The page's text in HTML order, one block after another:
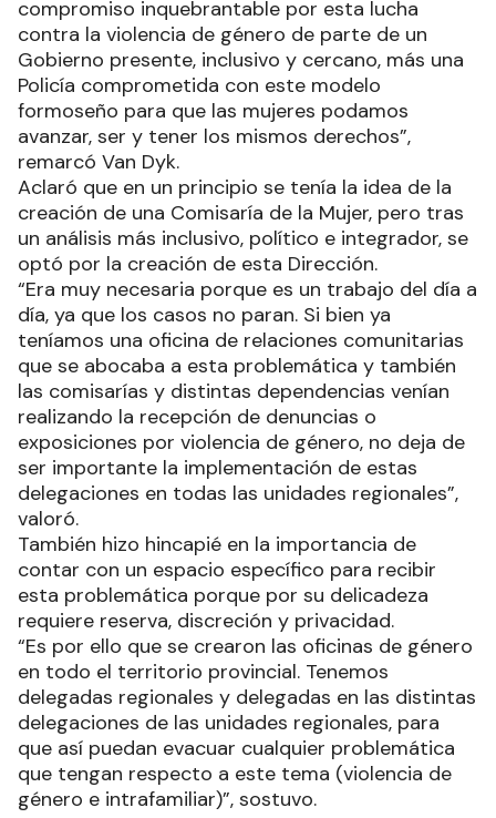
compromiso inquebrantable por esta lucha
contra la violencia de género de parte de un
Gobierno presente, inclusivo y cercano, más una
Policía comprometida con este modelo
formoseño para que las mujeres podamos
avanzar, ser y tener los mismos derechos”,
remarcó Van Dyk.
Aclaró que en un principio se tenía la idea de la
creación de una Comisaría de la Mujer, pero tras
un análisis más inclusivo, político e integrador, se
optó por la creación de esta Dirección.
“Era muy necesaria porque es un trabajo del día a
día, ya que los casos no paran. Si bien ya
teníamos una oficina de relaciones comunitarias
que se abocaba a esta problemática y también
las comisarías y distintas dependencias venían
realizando la recepción de denuncias o
exposiciones por violencia de género, no deja de
ser importante la implementación de estas
delegaciones en todas las unidades regionales”,
valoró.
También hizo hincapié en la importancia de
contar con un espacio específico para recibir
esta problemática porque por su delicadeza
requiere reserva, discreción y privacidad.
“Es por ello que se crearon las oficinas de género
en todo el territorio provincial. Tenemos
delegadas regionales y delegadas en las distintas
delegaciones de las unidades regionales, para
que así puedan evacuar cualquier problemática
que tengan respecto a este tema (violencia de
género e intrafamiliar)”, sostuvo.